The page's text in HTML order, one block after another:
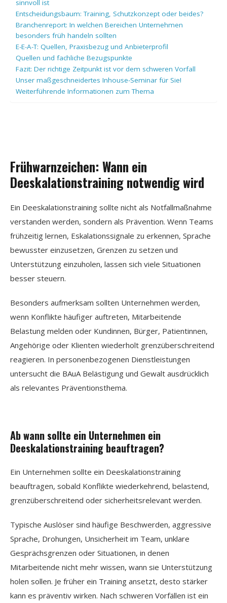
sinnvoll ist
Entscheidungsbaum: Training, Schutzkonzept oder beides?
Branchenreport: In welchen Bereichen Unternehmen
besonders früh handeln sollten
E-E-A-T: Quellen, Praxisbezug und Anbieterprofil
Quellen und fachliche Bezugspunkte
Fazit: Der richtige Zeitpunkt ist vor dem schweren Vorfall
Unser maßgeschneidertes Inhouse-Seminar für Sie!
Weiterführende Informationen zum Thema
Frühwarnzeichen: Wann ein
Deeskalationstraining notwendig wird
Ein Deeskalationstraining sollte nicht als Notfallmaßnahme
verstanden werden, sondern als Prävention. Wenn Teams
frühzeitig lernen, Eskalationssignale zu erkennen, Sprache
bewusster einzusetzen, Grenzen zu setzen und
Unterstützung einzuholen, lassen sich viele Situationen
besser steuern.
Besonders aufmerksam sollten Unternehmen werden,
wenn Konflikte häufiger auftreten, Mitarbeitende
Belastung melden oder Kundinnen, Bürger, Patientinnen,
Angehörige oder Klienten wiederholt grenzüberschreitend
reagieren. In personenbezogenen Dienstleistungen
untersucht die BAuA Belästigung und Gewalt ausdrücklich
als relevantes Präventionsthema.
Ab wann sollte ein Unternehmen ein
Deeskalationstraining beauftragen?
Ein Unternehmen sollte ein Deeskalationstraining
beauftragen, sobald Konflikte wiederkehrend, belastend,
grenzüberschreitend oder sicherheitsrelevant werden.
Typische Auslöser sind häufige Beschwerden, aggressive
Sprache, Drohungen, Unsicherheit im Team, unklare
Gesprächsgrenzen oder Situationen, in denen
Mitarbeitende nicht mehr wissen, wann sie Unterstützung
holen sollen. Je früher ein Training ansetzt, desto stärker
kann es präventiv wirken. Nach schweren Vorfällen ist ein